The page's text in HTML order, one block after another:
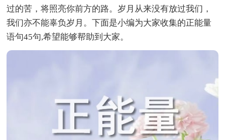
过的苦，将照亮你前方的路。岁月从来没有放过我们，
我们亦不能辜负岁月。下面是小编为大家收集的正能量
语句45句,希望能够帮助到大家。